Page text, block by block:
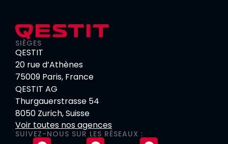
SIÈGES
QESTIT
20 rue d’Athènes
75009 Paris, France
QESTIT AG
Thurgauerstrasse 54
8050 Zurich, Suisse
Voir toutes nos agences
SUIVEZ-NOUS SUR LES RÉSEAUX :